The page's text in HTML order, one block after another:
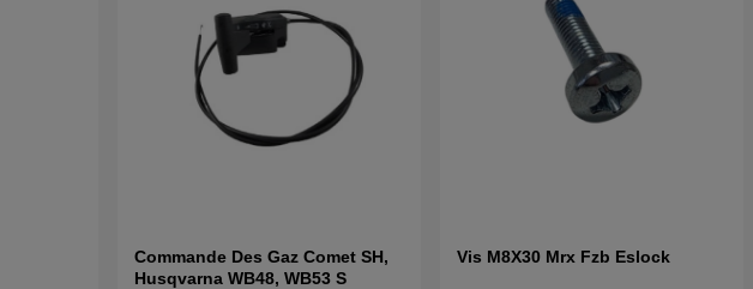
Commande Des Gaz Comet SH,
Husqvarna WB48, WB53 S
Vis M8X30 Mrx Fzb Eslock